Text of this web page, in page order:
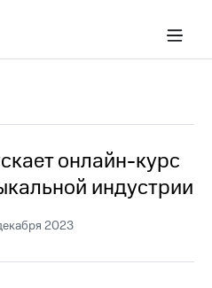
онлайн-курс
индустрии
2023